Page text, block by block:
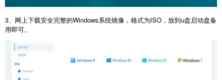
3、网上下载安全完整的Windows系统镜像，格式为ISO，放到u盘启动盘备
用即可。